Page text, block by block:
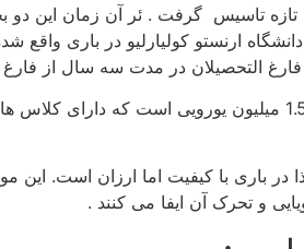
تاسیس گرفت . ئر آن زمان این دو
ارنستو کولیارلیو در باری واقع
باری با کیفیت اما ارزان است. این
و تحرک آن ایفا می کنند .